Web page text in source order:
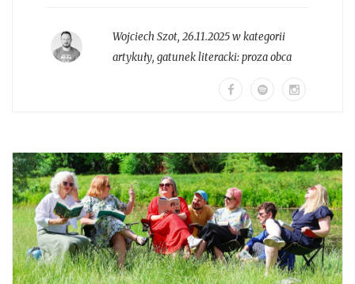
Wojciech Szot, 26.11.2025 w kategorii
artykuły, gatunek literacki:proza obca